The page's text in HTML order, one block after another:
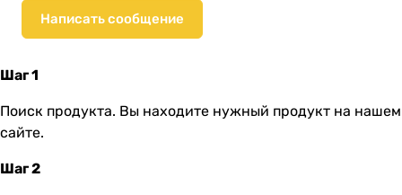
Написать сообщение
Шаг 1
Поиск продукта. Вы находите нужный продукт на нашем
сайте.
Шаг 2